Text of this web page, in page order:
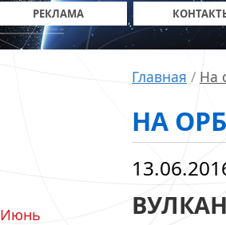
РЕКЛАМА
Июнь
Главная / На
НА